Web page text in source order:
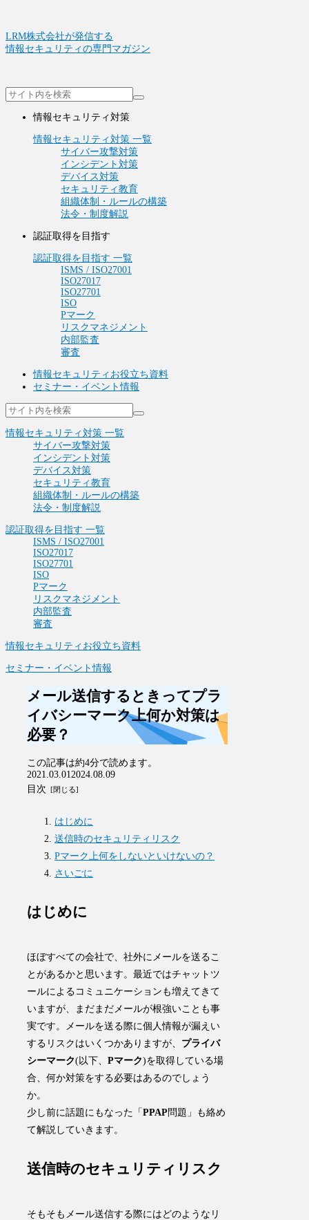
LRM株式会社が発信する
情報セキュリティの専門マガジン
情報セキュリティ対策
情報セキュリティ対策 一覧
サイバー攻撃対策
インシデント対策
デバイス対策
セキュリティ教育
組織体制・ルールの構築
法令・制度解説
認証取得を目指す
認証取得を目指す 一覧
ISMS / ISO27001
ISO27017
ISO27701
ISO
Pマーク
リスクマネジメント
内部監査
審査
情報セキュリティお役立ち資料
セミナー・イベント情報
情報セキュリティ対策 一覧
サイバー攻撃対策
インシデント対策
デバイス対策
セキュリティ教育
組織体制・ルールの構築
法令・制度解説
認証取得を目指す 一覧
ISMS / ISO27001
ISO27017
ISO27701
ISO
Pマーク
リスクマネジメント
内部監査
審査
情報セキュリティお役立ち資料
セミナー・イベント情報
メール送信するときってプラ
イバシーマーク上何か対策は
必要？
この記事は約4分で読めます。
2021.03.01 2024.08.09
目次
はじめに
送信時のセキュリティリスク
Pマーク上何をしないといけないの？
さいごに
はじめに
ほぼすべての会社で、社外にメールを送るこ
とがあるかと思います。最近ではチャットツ
ールによるコミュニケーションも増えてきて
いますが、まだまだメールが根強いことも事
実です。メールを送る際に個人情報が漏えい
するリスクはいくつかありますが、 プライバ
シーマーク(以下、Pマーク)を取得している場
合、何か対策をする必要はあるのでしょう
か。
少し前に話題にもなった「PPAP 問題」も絡め
て解説していきます。
送信時のセキュリティリスク
そもそもメール送信する際にはどのようなリ